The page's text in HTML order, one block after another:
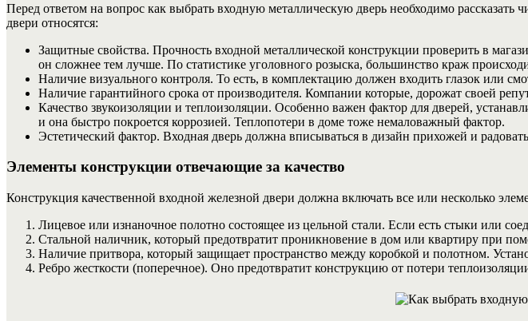
Перед ответом на вопрос как выбрать входную металлическую дверь необходимо рассказать
двери относятся:
Защитные свойства. Прочность входной металлической конструкции проверить в
он сложнее тем лучше. По статистике уголовного розыска, большинство краж
Наличие визуального контроля. То есть, в комплектацию должен входить глазок или
Наличие гарантийного срока от производителя. Компании которые, дорожат своей
Качество звукоизоляции и теплоизоляции. Особенно важен фактор для дверей,
и она быстро покроется коррозией. Теплопотери в доме тоже немаловажный фактор.
Эстетический фактор. Входная дверь должна вписываться в дизайн прихожей и
Элементы конструкции отвечающие за качество
Конструкция качественной входной железной двери должна включать все или несколько
Лицевое или изнаночное полотно состоящее из цельной стали. Если есть стыки или
Стальной наличник, который предотвратит проникновение в дом или квартиру при
Наличие притвора, который защищает пространство между коробкой и полотном.
Ребро жесткости (поперечное). Оно предотвратит конструкцию от потери